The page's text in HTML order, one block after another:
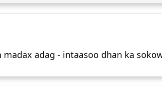
madax adag - intaasoo dhan ka